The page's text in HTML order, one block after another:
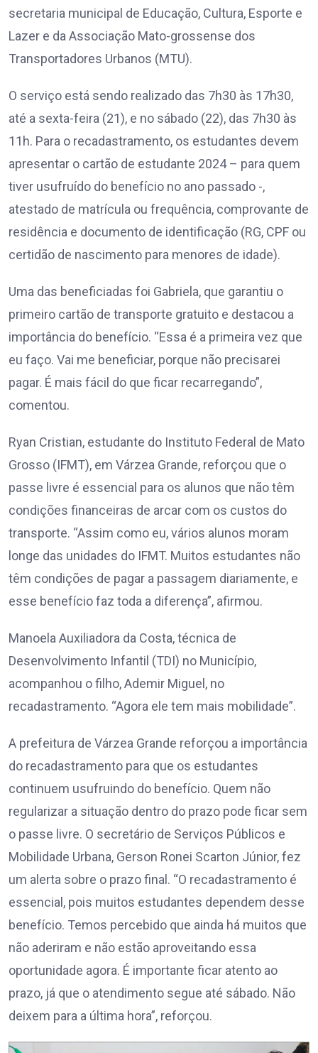
secretaria municipal de Educação, Cultura, Esporte e
Lazer e da Associação Mato-grossense dos
Transportadores Urbanos (MTU).
O serviço está sendo realizado das 7h30 às 17h30,
até a sexta-feira (21), e no sábado (22), das 7h30 às
11h. Para o recadastramento, os estudantes devem
apresentar o cartão de estudante 2024 – para quem
tiver usufruído do benefício no ano passado -,
atestado de matrícula ou frequência, comprovante de
residência e documento de identificação (RG, CPF ou
certidão de nascimento para menores de idade).
Uma das beneficiadas foi Gabriela, que garantiu o
primeiro cartão de transporte gratuito e destacou a
importância do benefício. “Essa é a primeira vez que
eu faço. Vai me beneficiar, porque não precisarei
pagar. É mais fácil do que ficar recarregando”,
comentou.
Ryan Cristian, estudante do Instituto Federal de Mato
Grosso (IFMT), em Várzea Grande, reforçou que o
passe livre é essencial para os alunos que não têm
condições financeiras de arcar com os custos do
transporte. “Assim como eu, vários alunos moram
longe das unidades do IFMT. Muitos estudantes não
têm condições de pagar a passagem diariamente, e
esse benefício faz toda a diferença”, afirmou.
Manoela Auxiliadora da Costa, técnica de
Desenvolvimento Infantil (TDI) no Município,
acompanhou o filho, Ademir Miguel, no
recadastramento. “Agora ele tem mais mobilidade”.
A prefeitura de Várzea Grande reforçou a importância
do recadastramento para que os estudantes
continuem usufruindo do benefício. Quem não
regularizar a situação dentro do prazo pode ficar sem
o passe livre. O secretário de Serviços Públicos e
Mobilidade Urbana, Gerson Ronei Scarton Júnior, fez
um alerta sobre o prazo final. “O recadastramento é
essencial, pois muitos estudantes dependem desse
benefício. Temos percebido que ainda há muitos que
não aderiram e não estão aproveitando essa
oportunidade agora. É importante ficar atento ao
prazo, já que o atendimento segue até sábado. Não
deixem para a última hora”, reforçou.